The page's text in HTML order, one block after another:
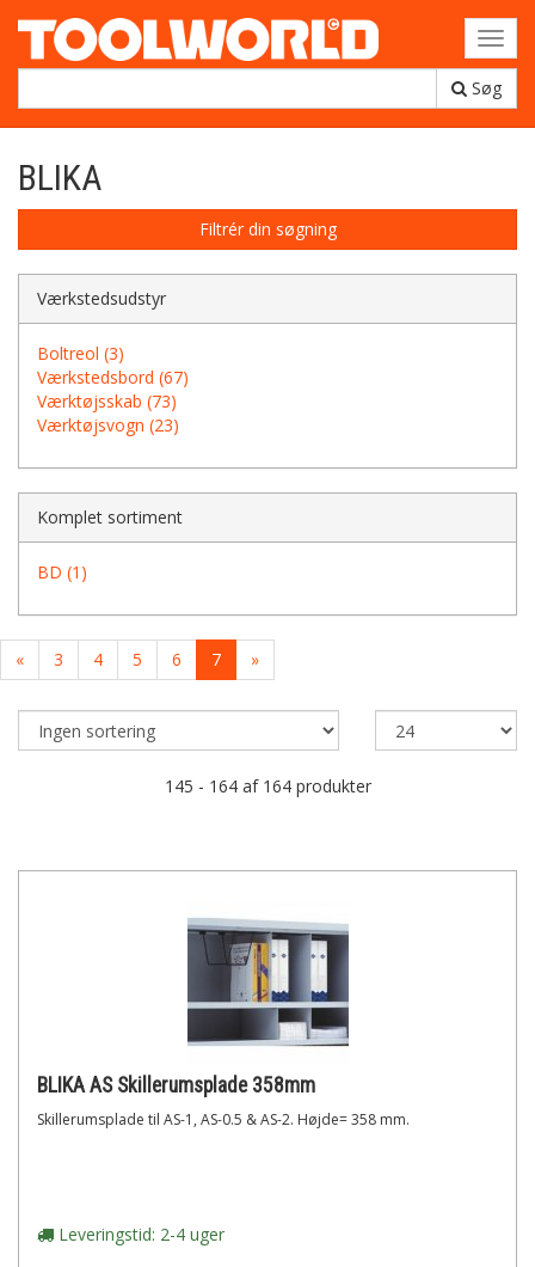
Søg
BLIKA
Filtrér din søgning
Værkstedsudstyr
Boltreol (3)
Værkstedsbord (67)
Værktøjsskab (73)
Værktøjsvogn (23)
Komplet sortiment
BD (1)
« 3 4 5 6 7 »
145 - 164 af 164 produkter
BLIKA AS Skillerumsplade 358mm
Skillerumsplade til AS-1, AS-0.5 & AS-2. Højde= 358 mm.
Leveringstid: 2-4 uger